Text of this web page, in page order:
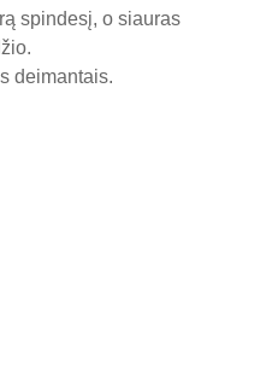
spindesį, o siauras
deimantais.